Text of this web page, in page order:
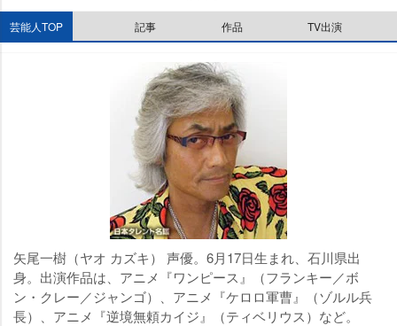
芸能人TOP 記事 作品 TV出演
矢尾一樹（ヤオ カズキ） 声優。6月17日生まれ、石川県出
身。出演作品は、アニメ『ワンピース』（フランキー／ボ
ン・クレー／ジャンゴ）、アニメ『ケロロ軍曹』（ゾルル兵
長）、アニメ『逆境無頼カイジ』（ティベリウス）など。